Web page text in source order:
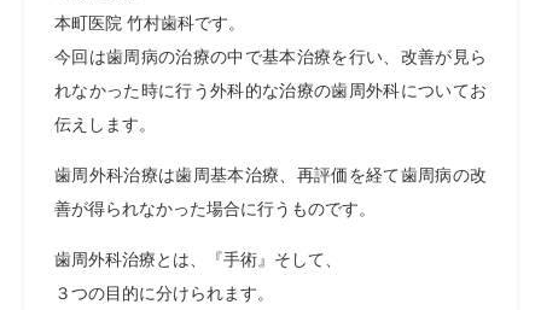
本町医院 竹村歯科です。
今回は歯周病の治療の中で基本治療を行い、改善が見ら
れなかった時に行う外科的な治療の歯周外科についてお
伝えします。
歯周外科治療は歯周基本治療、再評価を経て歯周病の改
善が得られなかった場合に行うものです。
歯周外科治療とは、『手術』そして、
３つの目的に分けられます。